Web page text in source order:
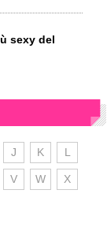
sexy del
J K L
V W X